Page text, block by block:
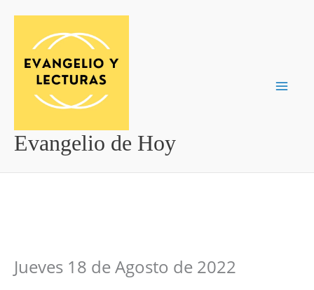
contenido
Evangelio de Hoy
Jueves 18 de Agosto de 2022